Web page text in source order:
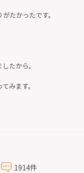
たかったです。
たから。
みます。
1914件